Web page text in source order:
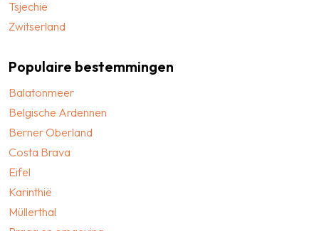
Tsjechië
Zwitserland
Populaire bestemmingen
Balatonmeer
Belgische Ardennen
Berner Oberland
Costa Brava
Eifel
Karinthië
Müllerthal